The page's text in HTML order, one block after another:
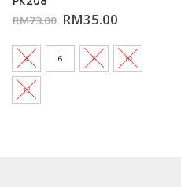
RM89.00 Original
was:
RM89.00.
RM30.00Current
is:
RM30.00.
4 6 8 10
12